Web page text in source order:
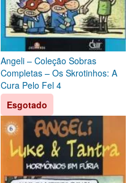
Angeli – Coleção Sobras
Completas – Os Skrotinhos: A
Cura Pelo Fel 4
Esgotado